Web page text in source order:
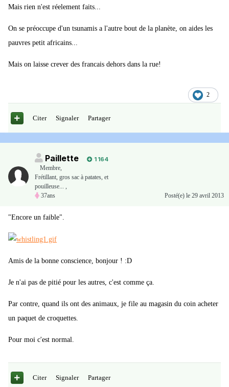
Mais rien n'est réelement faits...
On se préoccupe d'un tsunamis a l'autre bout de la planète, on aides les
pauvres petit africains...
Mais on laisse crever des francais dehors dans la rue!
2
Citer Signaler Partager
Paillette
1 164
Membre,
Frétillant, gros sac à patates, et
pouilleuse... ,
37ans
Posté(e) le 29 avril 2013
"Encore un faible".
Amis de la bonne conscience, bonjour ! :D
Je n'ai pas de pitié pour les autres, c'est comme ça.
Par contre, quand ils ont des animaux, je file au magasin du coin acheter
un paquet de croquettes.
Pour moi c'est normal.
Citer Signaler Partager